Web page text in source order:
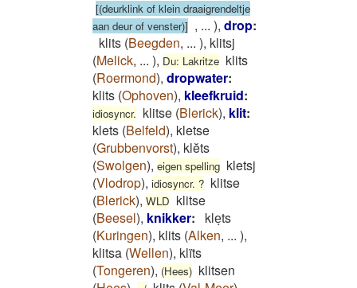
[(deurklink of klein draaigrendeltje
aan deur of venster)] , ... ), drop:
klits (Beegden, ... ), klitsj
(Melick, ... ), Du: Lakritze klits
(Roermond), dropwater:
klits (Ophoven), kleefkruid:
idiosyncr. klitse (Blerick), klit:
klets (Belfeld), kletse
(Grubbenvorst), klĕts
(Swolgen), eigen spelling kletsj
(Vlodrop), idiosyncr. ? klitse
(Blerick), WLD klitse
(Beesel), knikker:
kleͅts
(Kuringen), klits (Alken, ... ),
klitsa (Wellen), klïts
(Tongeren), (Hees) klitsen